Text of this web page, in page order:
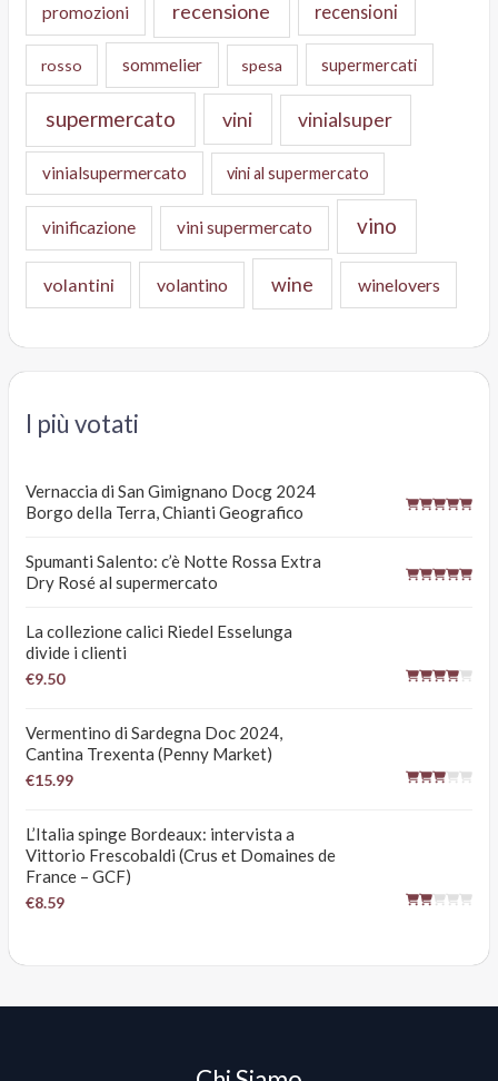
promozioni recensione recensioni
rosso sommelier spesa supermercati
supermercato vini vinialsuper
vinialsupermercato vini al supermercato
vinificazione vini supermercato vino
volantini volantino wine winelovers
I più votati
Vernaccia di San Gimignano Docg 2024
Borgo della Terra, Chianti Geografico
Spumanti Salento: c’è Notte Rossa Extra
Dry Rosé al supermercato
La collezione calici Riedel Esselunga
divide i clienti
€9.50
Vermentino di Sardegna Doc 2024,
Cantina Trexenta (Penny Market)
€15.99
L’Italia spinge Bordeaux: intervista a
Vittorio Frescobaldi (Crus et Domaines de
France – GCF)
€8.59